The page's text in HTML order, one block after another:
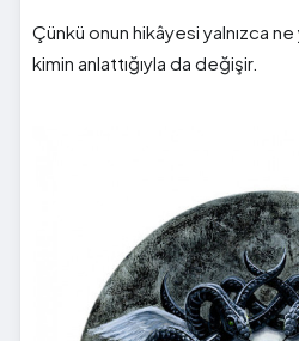
Çünkü onun hikâyesi yalnızca
kimin anlattığıyla da değişir.